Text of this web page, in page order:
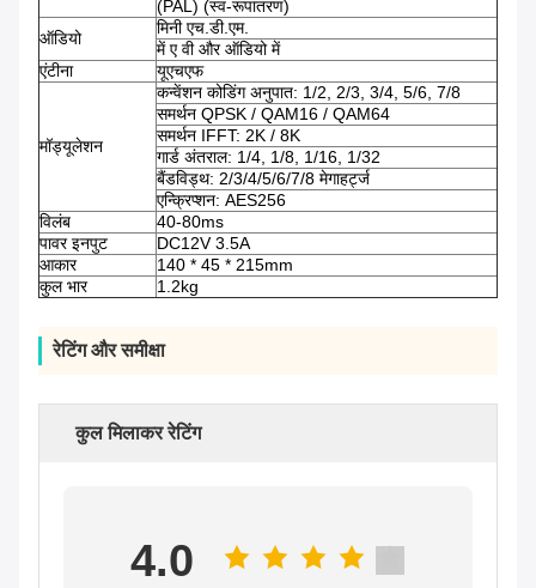
(PAL) (स्व-रूपांतरण)
ऑडियो
मिनी एच.डी.एम.
में ए वी और ऑडियो में
एंटीना
यूएचएफ
मॉड्यूलेशन
कन्वेंशन कोडिंग अनुपात: 1/2, 2/3, 3/4, 5/6, 7/8
समर्थन QPSK / QAM16 / QAM64
समर्थन IFFT: 2K / 8K
गार्ड अंतराल: 1/4, 1/8, 1/16, 1/32
बैंडविड्थ: 2/3/4/5/6/7/8 मेगाहर्ट्ज
एन्क्रिप्शन: AES256
विलंब
40-80ms
पावर इनपुट
DC12V 3.5A
आकार
140 * 45 * 215mm
कुल भार
1.2kg
रेटिंग और समीक्षा
कुल मिलाकर रेटिंग
4.0